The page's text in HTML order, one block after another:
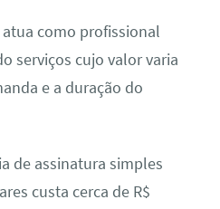
como profissional
serviços cujo valor varia
e a duração do
de assinatura simples
custa cerca de R$